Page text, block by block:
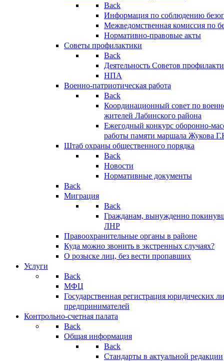
Back
Информация по соблюдению
Межведомственная комиссия по
Нормативно-правовые акты
Советы профилактики
Back
Деятельность Советов
НПА
Военно-патриотическая работа
Back
Координационный совет по
жителей Лабинского района
Ежегодный конкурс оборонно-
работы памяти маршала Жукова
Штаб охраны общественного порядка
Back
Новости
Нормативные документы
Back
Миграция
Back
Гражданам, вынужденно
ЛНР
Правоохранительные органы в районе
Куда можно звонить в экстренных случаях?
О розыске лиц, без вести пропавших
Услуги
Back
МФЦ
Государственная регистрация юридических
предпринимателей
Контрольно-счетная палата
Back
Общая информация
Back
Стандарты в актуальной редакции